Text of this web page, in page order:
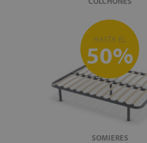
HASTA EL
50%
SOMIERES